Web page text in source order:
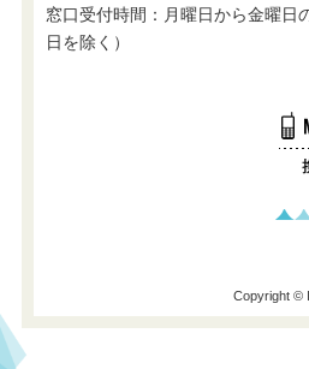
窓口受付時間：月曜日から金曜日
日を除く）
Copyright ©